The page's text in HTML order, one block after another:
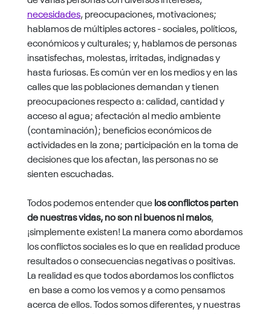
necesidades, preocupaciones, motivaciones;
hablamos de múltiples actores - sociales, políticos,
económicos y culturales; y, hablamos de personas
insatisfechas, molestas, irritadas, indignadas y
hasta furiosas. Es común ver en los medios y en las
calles que las poblaciones demandan y tienen
preocupaciones respecto a: calidad, cantidad y
acceso al agua; afectación al medio ambiente
(contaminación); beneficios económicos de
actividades en la zona; participación en la toma de
decisiones que los afectan, las personas no se
sienten escuchadas.
Todos podemos entender quelos conflictos parten
de nuestras vidas, no son ni buenos ni malos,
¡simplemente existen! La manera como abordamos
los conflictos sociales es lo que en realidad produce
resultados o consecuencias negativas o positivas.
La realidad es que todos abordamos los conflictos
en base a como los vemos y a como pensamos
acerca de ellos. Todos somos diferentes, y nuestras